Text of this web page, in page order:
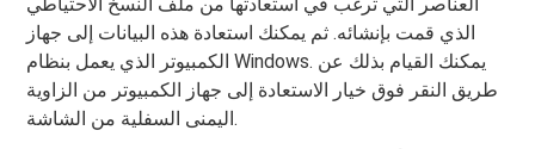
العناصر التي ترغب في استعادتها من ملف النسخ الاحتياطي
الذي قمت بإنشائه. ثم يمكنك استعادة هذه البيانات إلى جهاز
الكمبيوتر الذي يعمل بنظام Windows. يمكنك القيام بذلك عن
طريق النقر فوق خيار الاستعادة إلى جهاز الكمبيوتر من الزاوية
اليمنى السفلية من الشاشة.